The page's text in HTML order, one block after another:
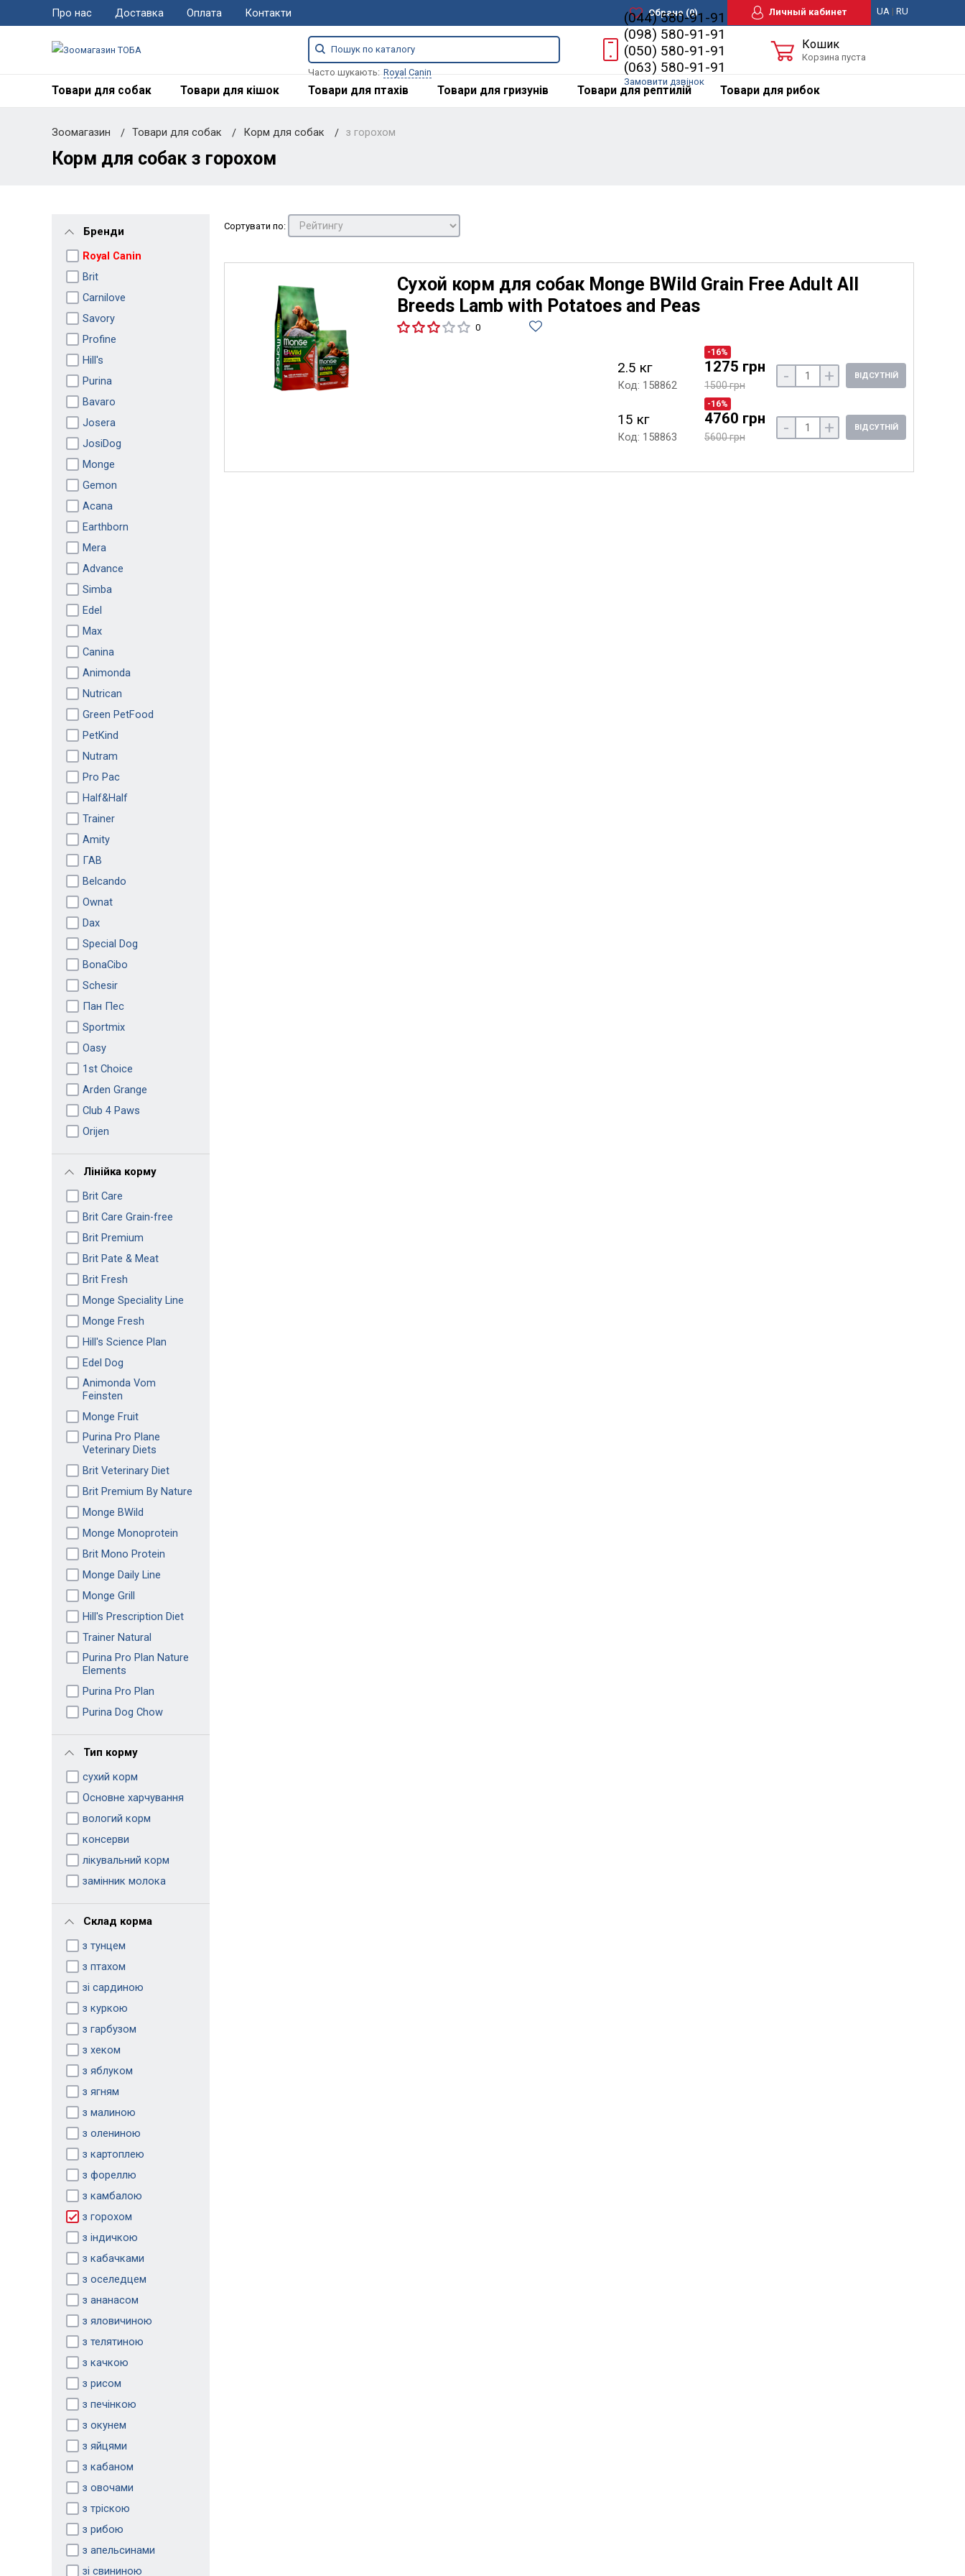
Про нас Доставка Оплата Контакти Обране(0) Личный кабинет UA| RU
Часто шукають: Royal Canin
(044) 580-91-91
(098) 580-91-91
(050) 580-91-91
(063) 580-91-91
Замовити дзвінок
Кошик
Корзина пуста
Товари для собак Товари для кішок Товари для птахів Товари для гризунів Товари для рептилій Товари для рибок
Зоомагазин Товари для собак Корм для собак з горохом
Корм для собак з горохом
Бренди
Royal Canin
Brit
Carnilove
Savory
Profine
Hill's
Purina
Bavaro
Josera
JosiDog
Monge
Gemon
Acana
Earthborn
Mera
Advance
Simba
Edel
Max
Canina
Animonda
Nutrican
Green PetFood
PetKind
Nutram
Pro Pac
Half&Half
Trainer
Amity
ГАВ
Belcando
Ownat
Dax
Special Dog
BonaCibo
Schesir
Пан Пес
Sportmix
Oasy
1st Choice
Arden Grange
Club 4 Paws
Orijen
Лінійка корму
Brit Care
Brit Care Grain-free
Brit Premium
Brit Pate & Meat
Brit Fresh
Monge Speciality Line
Monge Fresh
Hill's Science Plan
Edel Dog
Animonda Vom
Feinsten
Monge Fruit
Purina Pro Plane
Veterinary Diets
Brit Veterinary Diet
Brit Premium By Nature
Monge BWild
Monge Monoprotein
Brit Mono Protein
Monge Daily Line
Monge Grill
Hill's Prescription Diet
Trainer Natural
Purina Pro Plan Nature
Elements
Purina Pro Plan
Purina Dog Chow
Тип корму
сухий корм
Основне харчування
вологий корм
консерви
лікувальний корм
замінник молока
Склад корма
з тунцем
з птахом
зі сардиною
з куркою
з гарбузом
з хеком
з яблуком
з ягням
з малиною
з олениною
з картоплею
з фореллю
з камбалою
з горохом
з індичкою
з кабачками
з оселедцем
з ананасом
з яловичиною
з телятиною
з качкою
з рисом
з печінкою
з окунем
з яйцями
з кабаном
з овочами
з тріскою
з рибою
з апельсинами
зі свининою
Сортувати по:
Сухой корм для собак Monge BWild Grain Free Adult All
Breeds Lamb with Potatoes and Peas
0
2.5 кг
Код: 158862
-16%
1275 грн
1500 грн - + ВІДСУТНІЙ
15 кг
Код: 158863
-16%
4760 грн
5600 грн - + ВІДСУТНІЙ